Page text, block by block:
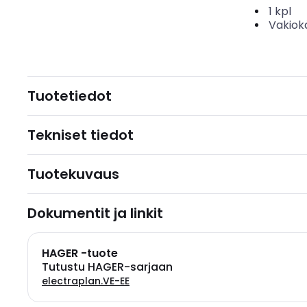
1 kpl
Tuotetiedot
Tekniset tiedot
Tuotekuvaus
Dokumentit ja linkit
HAGER -tuote
Tutustu HAGER-sarjaan
electraplan.VE-EE